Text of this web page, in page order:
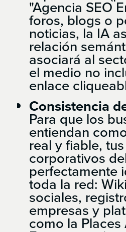
"Agencia SEO
foros, blogs o
noticias, la IA
relación
asociará al
el medio no
enlace
Consistencia
Para que los
entiendan
real y fiable,
corporativos
perfectamente
toda la red:
sociales,
empresas y
como la Places